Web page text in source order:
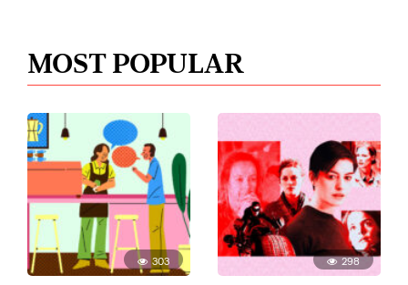
MOST POPULAR
303 298